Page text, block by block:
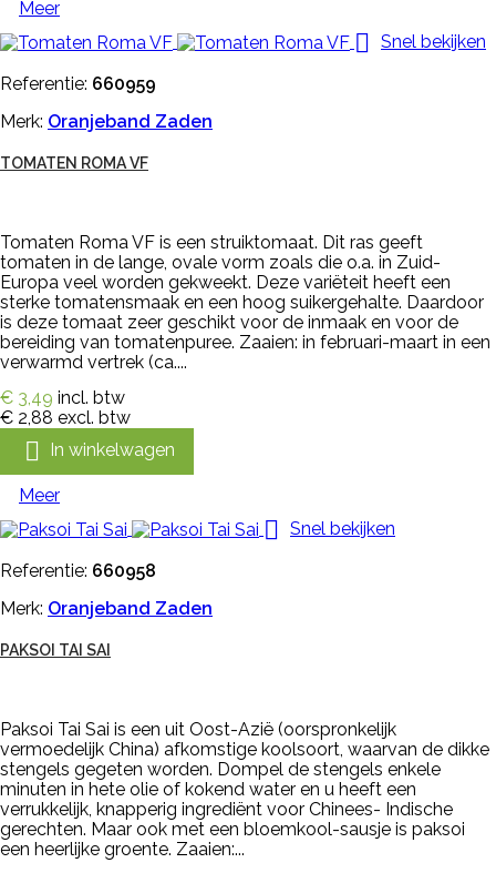
Meer
 Snel bekijken
Referentie: 660959
Merk: Oranjeband Zaden
TOMATEN ROMA VF
Tomaten Roma VF is een struiktomaat. Dit ras geeft
tomaten in de lange, ovale vorm zoals die o.a. in Zuid-
Europa veel worden gekweekt. Deze variëteit heeft een
sterke tomatensmaak en een hoog suikergehalte. Daardoor
is deze tomaat zeer geschikt voor de inmaak en voor de
bereiding van tomatenpuree. Zaaien: in februari-maart in een
verwarmd vertrek (ca....
€ 3,49 incl. btw
€ 2,88 excl. btw
 In winkelwagen
Meer
 Snel bekijken
Referentie: 660958
Merk: Oranjeband Zaden
PAKSOI TAI SAI
Paksoi Tai Sai is een uit Oost-Azië (oorspronkelijk
vermoedelijk China) afkomstige koolsoort, waarvan de dikke
stengels gegeten worden. Dompel de stengels enkele
minuten in hete olie of kokend water en u heeft een
verrukkelijk, knapperig ingrediënt voor Chinees- Indische
gerechten. Maar ook met een bloemkool-sausje is paksoi
een heerlijke groente. Zaaien:...